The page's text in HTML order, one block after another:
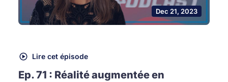
Dec 21, 2023
Lire cet épisode
Ep. 71 : Réalité augmentée en